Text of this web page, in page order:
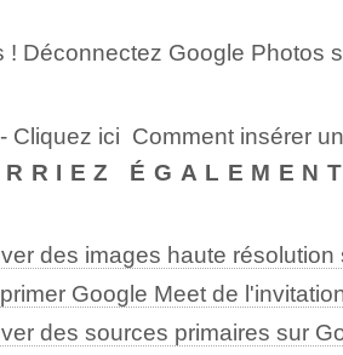
! Déconnectez Google Photos
Cliquez ici Comment insérer
des images haute résolution
Google Meet de
des sources primaires sur